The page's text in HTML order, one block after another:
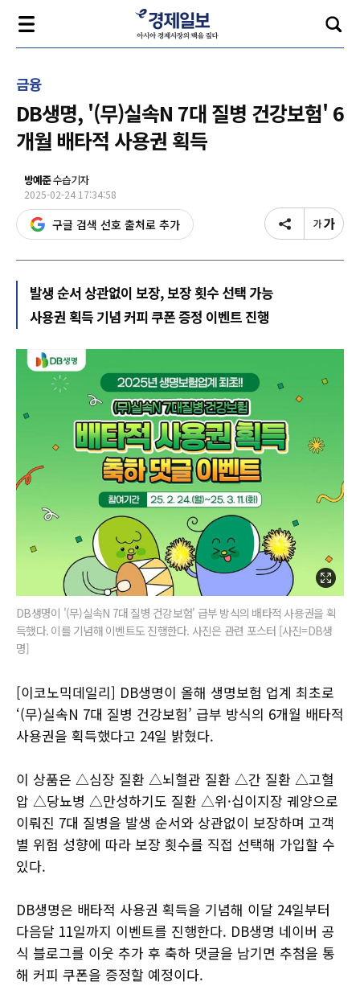
금융
DB생명, '(무)실속N 7대 질병 건강보험' 6
개월 배타적 사용권 획득
방예준수습기자
2025-02-24 17:34:58
구글 검색 선호 출처로 추가
발생 순서 상관없이 보장, 보장 횟수 선택 가능
사용권 획득 기념 커피 쿠폰 증정 이벤트 진행
DB생명이 '(무)실속N 7대 질병 건강보험' 급부 방식의 배타적 사용권을 획
득했다. 이를 기념해 이벤트도 진행한다. 사진은 관련 포스터 [사진=DB생
명]
[이코노믹데일리] DB생명이 올해 생명보험 업계 최초로
‘(무)실속N 7대 질병 건강보험’ 급부 방식의 6개월 배타적
사용권을 획득했다고 24일 밝혔다.
이 상품은 △심장 질환 △뇌혈관 질환 △간 질환 △고혈
압 △당뇨병 △만성하기도 질환 △위·십이지장 궤양으로
이뤄진 7대 질병을 발생 순서와 상관없이 보장하며 고객
별 위험 성향에 따라 보장 횟수를 직접 선택해 가입할 수
있다.
DB생명은 배타적 사용권 획득을 기념해 이달 24일부터
다음달 11일까지 이벤트를 진행한다. DB생명 네이버 공
식 블로그를 이웃 추가 후 축하 댓글을 남기면 추첨을 통
해 커피 쿠폰을 증정할 예정이다.